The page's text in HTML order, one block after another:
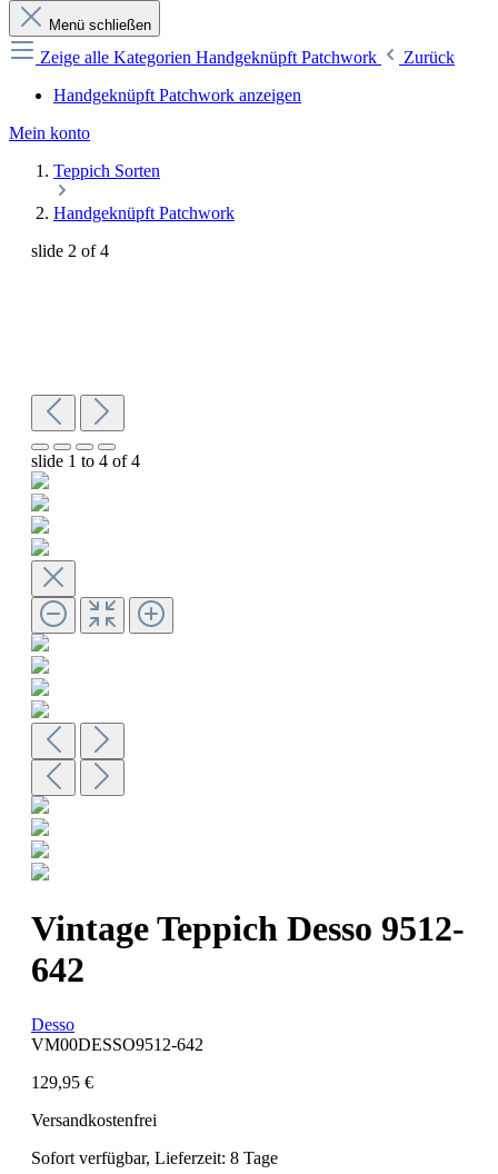
Menü schließen
Zeige alle Kategorien Handgeknüpft Patchwork
Zurück
Handgeknüpft Patchwork anzeigen
Mein konto
Teppich Sorten
Handgeknüpft Patchwork
slide 2 of 4
slide 1 to 4 of 4
Vintage Teppich Desso 9512-
642
Desso
VM00DESSO9512-642
129,95 €
Versandkostenfrei
Sofort verfügbar, Lieferzeit: 8 Tage